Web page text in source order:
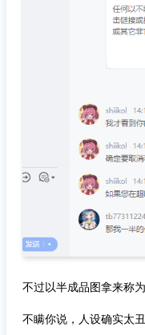
不过以半成品图拿来称
不瞒你说，人设确实太